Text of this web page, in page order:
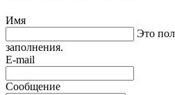
Имя
Это
заполнения.
E-mail
Сообщение